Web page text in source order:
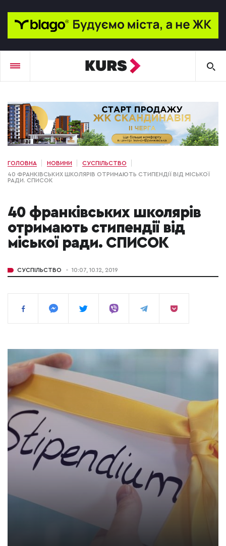
ГОЛОВНА НОВИНИ
СУСПІЛЬСТВО
40 ФРАНКІВСЬКИХ ШКОЛЯРІВ ОТРИМАЮТЬ СТИПЕНДІЇ ВІД МІСЬКОЇ
РАДИ. СПИСОК
40 франківських школярів
отримають стипендії від
міської ради. СПИСОК
СУСПІЛЬСТВО 10:07, 10.12, 2019